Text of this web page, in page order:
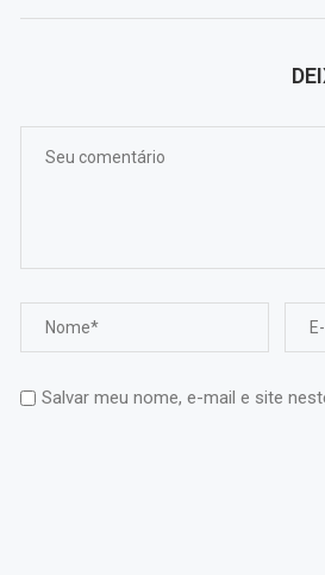
Salvar meu nome, e-mail e site